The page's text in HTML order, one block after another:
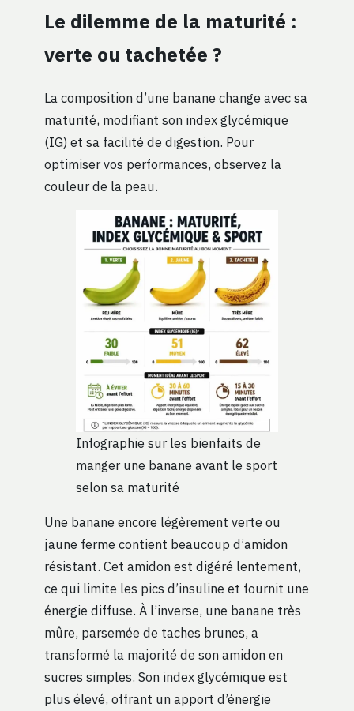
Le dilemme de la maturité :
verte ou tachetée ?
La composition d’une banane change avec sa
maturité, modifiant son index glycémique
(IG) et sa facilité de digestion. Pour
optimiser vos performances, observez la
couleur de la peau.
Infographie sur les bienfaits de
manger une banane avant le sport
selon sa maturité
Une banane encore légèrement verte ou
jaune ferme contient beaucoup d’amidon
résistant. Cet amidon est digéré lentement,
ce qui limite les pics d’insuline et fournit une
énergie diffuse. À l’inverse, une banane très
mûre, parsemée de taches brunes, a
transformé la majorité de son amidon en
sucres simples. Son index glycémique est
plus élevé, offrant un apport d’énergie